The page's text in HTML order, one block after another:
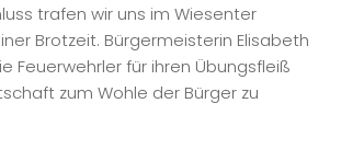
trafen wir uns im Wiesenter
Brotzeit. Bürgermeisterin Elisabeth
Feuerwehrler für ihren Übungsfleiß
zum Wohle der Bürger zu